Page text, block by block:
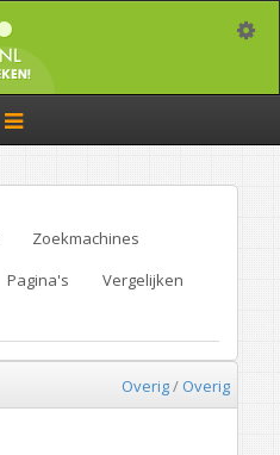
Toggle
navigation
Zoekmachines
Pagina's
Vergelijken
Overig/Overig